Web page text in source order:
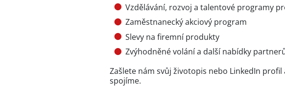
Vzdělávání, rozvoj a talentové programy
Zaměstnanecký akciový program
Slevy na firemní produkty
Zvýhodněné volání a další nabídky
Zašlete nám svůj životopis nebo LinkedIn profil
spojíme.